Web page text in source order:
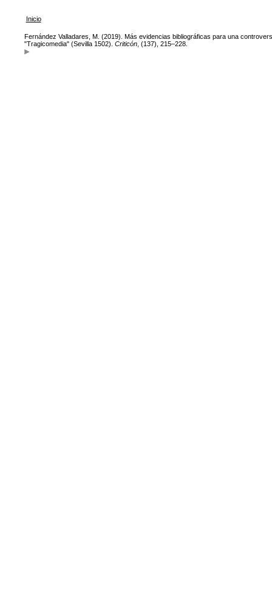
Inicio
Fernández Valladares, M. (2019). Más evidencias bibliográficas para una
"Tragicomedia" (Sevilla 1502). Criticón, (137), 215–228.